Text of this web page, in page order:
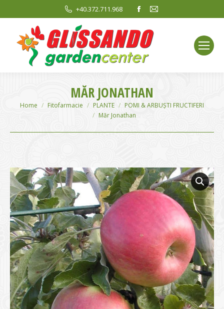
+40.372.711.968
Facebook
opens
in
new
window
Mail
window
MĂR JONATHAN
You are here:
Home Fitofarmacie PLANTE
POMI & ARBUȘTI FRUCTIFERI
Măr Jonathan